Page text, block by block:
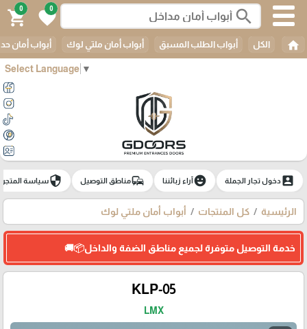
Select Language ▼
search
0
favorite
0
shopping_cart
home الكل أبواب الطلب المسبق أبواب أمان ملتي لوك أبواب أمان
account_boxدخول تجار الجملة emoji_emotionsآراء زبائننا commuteمناطق التوصيل securityسياسة المتجر
الرئيسية كل المنتجات أبواب أمان ملتي لوك
خدمة التوصيل متوفرة لجميع مناطق الضفة والداخل📦🚚
KLP-05
LMX